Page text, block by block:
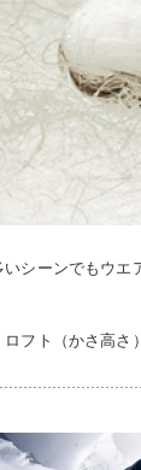
シーンでもウエ
フト（かさ高さ